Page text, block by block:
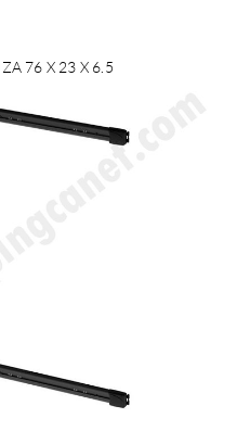
76 X 23 X 6.5